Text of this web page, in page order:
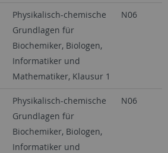
Physikalisch-chemische
Grundlagen für
Biochemiker, Biologen,
Informatiker und
Mathematiker, Klausur 1
N06
Physikalisch-chemische
Grundlagen für
Biochemiker, Biologen,
Informatiker und
N06